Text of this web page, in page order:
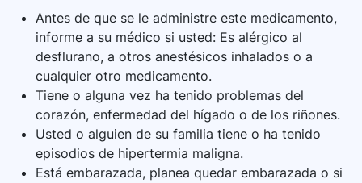
Antes de que se le administre este medicamento,
informe a su médico si usted: Es alérgico al
desflurano, a otros anestésicos inhalados o a
cualquier otro medicamento.
Tiene o alguna vez ha tenido problemas del
corazón, enfermedad del hígado o de los riñones.
Usted o alguien de su familia tiene o ha tenido
episodios de hipertermia maligna.
Está embarazada, planea quedar embarazada o si